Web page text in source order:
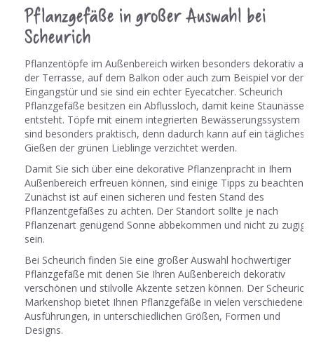
Pflanzgefäße in großer Auswahl bei
Scheurich
Pflanzentöpfe im Außenbereich wirken besonders dekorativ auf
der Terrasse, auf dem Balkon oder auch zum Beispiel vor der
Eingangstür und sie sind ein echter Eyecatcher. Scheurich
Pflanzgefäße besitzen ein Abflussloch, damit keine Staunässe
entsteht. Töpfe mit einem integrierten Bewässerungssystem
sind besonders praktisch, denn dadurch kann auf ein tägliches
Gießen der grünen Lieblinge verzichtet werden.
Damit Sie sich über eine dekorative Pflanzenpracht in Ihem
Außenbereich erfreuen können, sind einige Tipps zu beachten.
Zunächst ist auf einen sicheren und festen Stand des
Pflanzentgefäßes zu achten. Der Standort sollte je nach
Pflanzenart genügend Sonne abbekommen und nicht zu zugig
sein.
Bei Scheurich finden Sie eine großer Auswahl hochwertiger
Pflanzgefäße mit denen Sie Ihren Außenbereich dekorativ
verschönen und stilvolle Akzente setzen können. Der Scheurich
Markenshop bietet Ihnen Pflanzgefäße in vielen verschiedenen
Ausführungen, in unterschiedlichen Größen, Formen und
Designs.